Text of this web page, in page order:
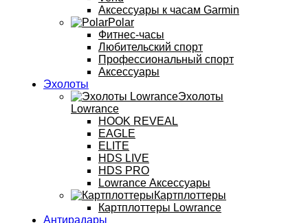
Аксессуары к часам Garmin
Polar
Фитнес-часы
Любительский спорт
Профессиональный спорт
Аксессуары
Эхолоты
Эхолоты
Lowrance
HOOK REVEAL
EAGLE
ELITE
HDS LIVE
HDS PRO
Lowrance Аксессуары
Картплоттеры
Картплоттеры Lowrance
Антирадары